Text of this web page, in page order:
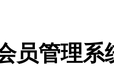
员管理系